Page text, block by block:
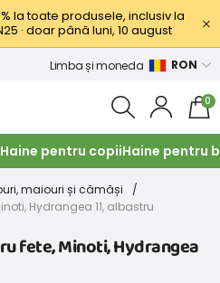
% la toate produsele, inclusiv la
· doar până luni, 10 august
Limba și moneda RON
0
Haine pentru copiiHaine pentru
maiouri și cămăși
Hydrangea 11, albastru
fete, Minoti, Hydrangea